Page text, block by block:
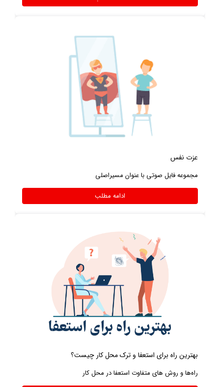
عزت نفس
مجموعه فایل صوتی با عنوان مسیراصلی
ادامه مطلب
بهترین راه برای استعفا و ترک محل کار چیست؟
راه‌ها و روش های متفاوت استعفا در محل کار